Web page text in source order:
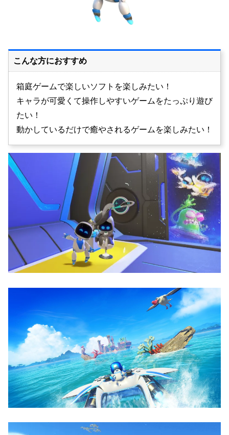
こんな方におすすめ
箱庭ゲームで楽しいソフトを楽しみたい！
キャラが可愛くて操作しやすいゲームをたっぷり遊び
たい！
動かしているだけで癒やされるゲームを楽しみたい！